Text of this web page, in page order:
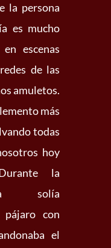
la persona
es mucho
escenas
de las
amuletos.
más
todas
hoy
la
solía
pájaro con
el